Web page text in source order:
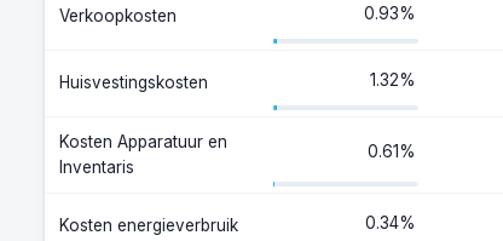
Verkoopkosten 0.93%
Huisvestingskosten 1.32%
Kosten Apparatuur en
Inventaris
0.61%
Kosten energieverbruik 0.34%